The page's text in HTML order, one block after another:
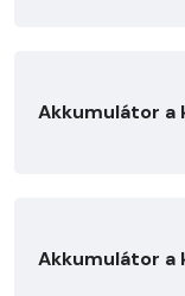
Akkumulátor a
Akkumulátor a